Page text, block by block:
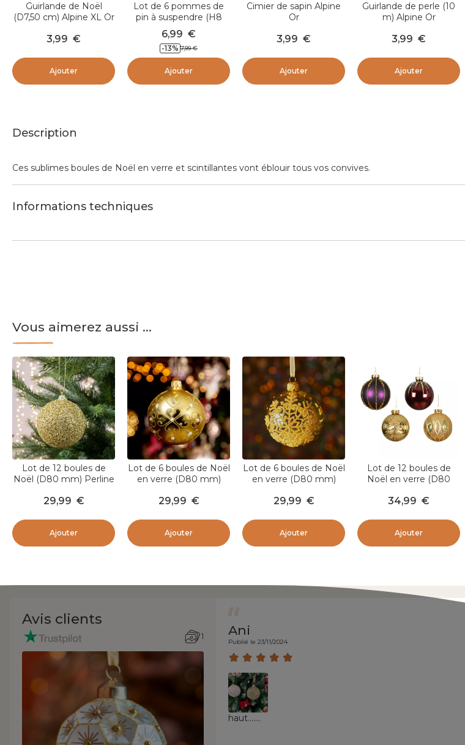
Guirlande de Noël
(D7,50 cm) Alpine XL Or
3,99 €
Ajouter
Lot de 6 pommes de
pin à suspendre (H8
cm) Alpine Or
6,99 €
-13% 7,99 €
Ajouter
Cimier de sapin Alpine
Or
3,99 €
Ajouter
Guirlande de perle (10
m) Alpine Or
3,99 €
Ajouter
Description
Ces sublimes boules de Noël en verre et scintillantes vont éblouir tous vos convives.
Informations techniques
Vous aimerez aussi ...
Lot de 12 boules de
Noël (D80 mm) Perline
29,99 €
Ajouter
Lot de 6 boules de Noël
en verre (D80 mm)
29,99 €
Ajouter
Lot de 6 boules de Noël
en verre (D80 mm)
29,99 €
Ajouter
Lot de 12 boules de
Noël en verre (D80
figue
34,99 €
Ajouter
Avis clients
1 Ani
Publié le 23/11/2024
haut.......